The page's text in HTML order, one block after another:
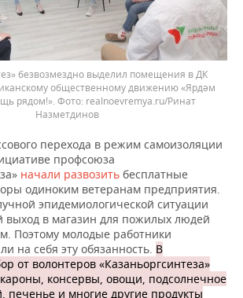
безвозмездно выделил помещения в ДК
общественному движению «Ярдәм
рядом!».
realnoevremya.ru/Ринат
Назметдинов
перехода в режим самоизоляции
профсоюза
начали развозить бесплатные
одиноким ветеранам предприятия.
эпидемиологической ситуации
выход в магазин для пожилых людей
Поэтому молодые работники
на себя эту обязанность. В
от волонтеров «Казаньоргсинтеза»
консервы, овощи, подсолнечное
печенье и многие другие продукты